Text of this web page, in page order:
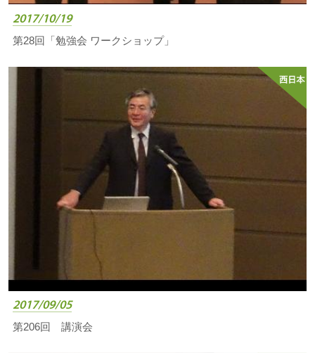
2017/10/19
第28回「勉強会 ワークショップ」
2017/09/05
第206回 講演会